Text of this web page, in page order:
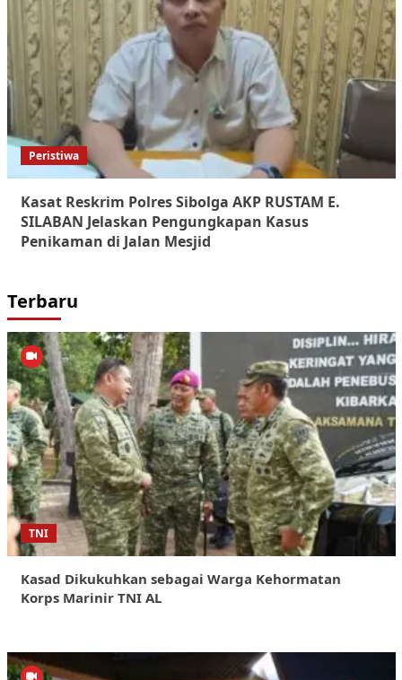
Peristiwa
Kasat Reskrim Polres Sibolga AKP RUSTAM E.
SILABAN Jelaskan Pengungkapan Kasus
Penikaman di Jalan Mesjid
Terbaru
TNI
Kasad Dikukuhkan sebagai Warga Kehormatan
Korps Marinir TNI AL